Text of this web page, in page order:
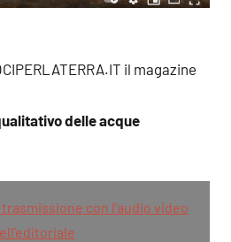
il magazine
delle acque
con l’audio video